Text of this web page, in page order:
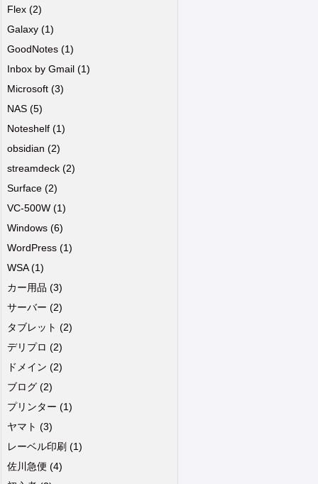
Flex (2)
Galaxy (1)
GoodNotes (1)
Inbox by Gmail (1)
Microsoft (3)
NAS (5)
Noteshelf (1)
obsidian (2)
streamdeck (2)
Surface (2)
VC-500W (1)
Windows (6)
WordPress (1)
WSA(1)
カー用品 (3)
サーバー (2)
タブレット (2)
デリプロ (2)
ドメイン (2)
ブログ (2)
プリンター (1)
ヤマト (3)
レーベル印刷 (1)
佐川急便 (4)